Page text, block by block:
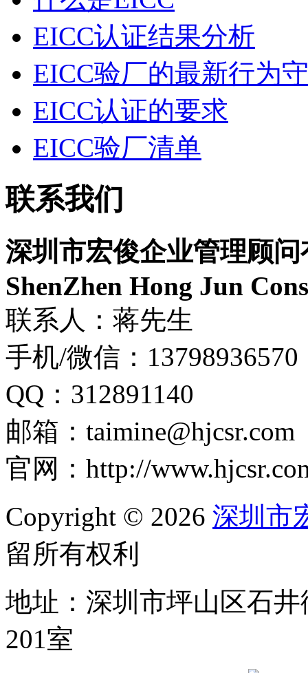
EICC认证结果分析
EICC验厂的最新行为
EICC认证的要求
EICC验厂清单
联系我们
深圳市宏俊企业管理顾
ShenZhen Hong Jun
联系人：蒋先生
手机/微信：13798936570
QQ：312891140
邮箱：taimine@hjcsr.com
官网：http://
Copyright © 2026 深圳市
留所有权利
地址：深圳市坪山区石
201室